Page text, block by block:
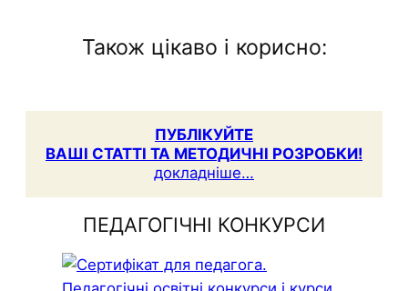
Також цікаво і корисно:
ПУБЛІКУЙТЕ
ВАШІ СТАТТІ ТА МЕТОДИЧНІ РОЗРОБКИ!
докладніше…
ПЕДАГОГІЧНІ КОНКУРСИ